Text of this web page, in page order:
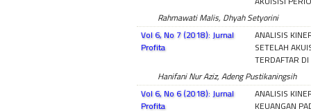
Rahmawati Malis, Dhyah Setyorini
Vol 6, No 7 (2018): Jurnal
Profita
ANALISIS
SETELAH
TERDAFTAR
Hanifani Nur Aziz, Adeng Pustikaningsih
Vol 6, No 6 (2018): Jurnal
Profita
ANALISIS
KEUANGAN